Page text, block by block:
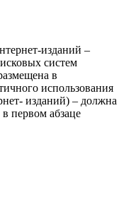
изданий –
систем
в
использования
изданий) – должна
первом абзаце